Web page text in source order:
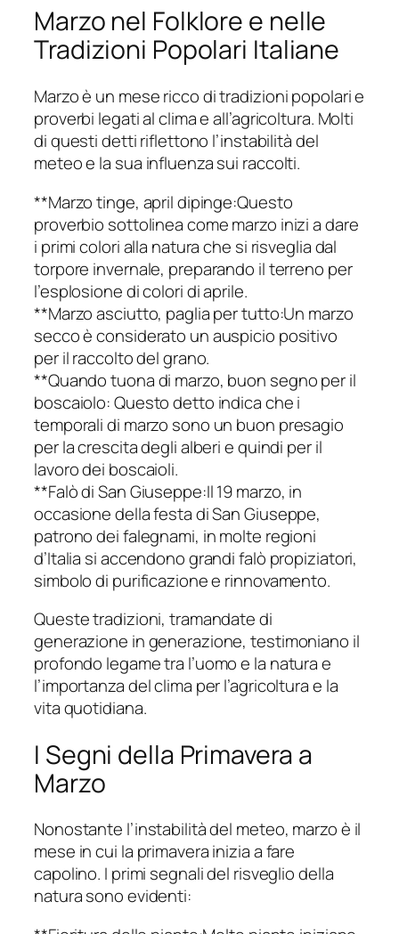
Marzo nel Folklore e nelle
Tradizioni Popolari Italiane
Marzo è un mese ricco di tradizioni popolari e
proverbi legati al clima e all’agricoltura. Molti
di questi detti riflettono l’instabilità del
meteo e la sua influenza sui raccolti.
**Marzo tinge, april dipinge:Questo
proverbio sottolinea come marzo inizi a dare
i primi colori alla natura che si risveglia dal
torpore invernale, preparando il terreno per
l’esplosione di colori di aprile.
**Marzo asciutto, paglia per tutto:Un marzo
secco è considerato un auspicio positivo
per il raccolto del grano.
**Quando tuona di marzo, buon segno per il
boscaiolo: Questo detto indica che i
temporali di marzo sono un buon presagio
per la crescita degli alberi e quindi per il
lavoro dei boscaioli.
**Falò di San Giuseppe:Il 19 marzo, in
occasione della festa di San Giuseppe,
patrono dei falegnami, in molte regioni
d’Italia si accendono grandi falò propiziatori,
simbolo di purificazione e rinnovamento.
Queste tradizioni, tramandate di
generazione in generazione, testimoniano il
profondo legame tra l’uomo e la natura e
l’importanza del clima per l’agricoltura e la
vita quotidiana.
I Segni della Primavera a
Marzo
Nonostante l’instabilità del meteo, marzo è il
mese in cui la primavera inizia a fare
capolino. I primi segnali del risveglio della
natura sono evidenti: